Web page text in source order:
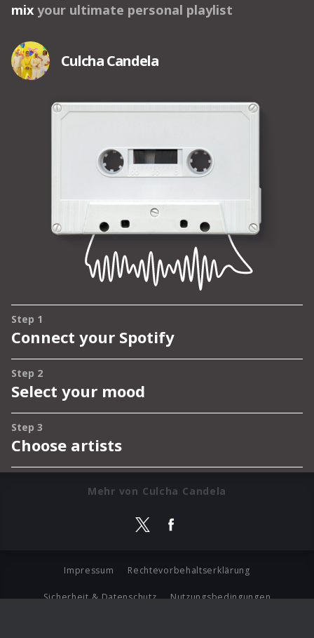
Mehr von Culcha Candela
Impressum Rechtevorbehaltserklärung
Sicherheit & Datenschutz Nutzungsbedingungen